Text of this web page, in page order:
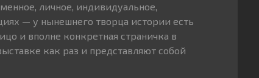
личное, индивидуальное,
— у нынешнего творца истории есть
и вполне конкретная страничка в
как раз и представляют собой